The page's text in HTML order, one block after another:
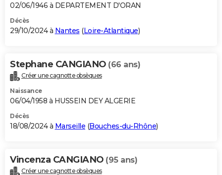
GUIDES D'ACHAT
BONS PLANS
Carte de Noël
Carte Bonne année
Carte Saint-Valentin
Carte Pâques
Carte d'anniversaire
DICTIONNAIRE
Dictionnaire
Biographies
Citations
Expressions
Proverbes
PROGRAMME TV
S'inscrire
Se connecter
Lycées
Collèges
Primaires
Universités
Entreprises
Service militaire
Avis de recherche
AVIS DE DÉCÈS
Bricolage
Lifestyle
Culture
Sport
Auto
Television
Voyage
Cinema
02/06/1946 à DEPARTEMENT D'ORAN
Décès
29/10/2024 à Nantes (Loire-Atlantique)
Stephane CANGIANO (66 ans)
Créer une cagnotte obsèques
Naissance
06/04/1958 à HUSSEIN DEY ALGERIE
Décès
18/08/2024 à Marseille (Bouches-du-Rhône)
Vincenza CANGIANO (95 ans)
Créer une cagnotte obsèques